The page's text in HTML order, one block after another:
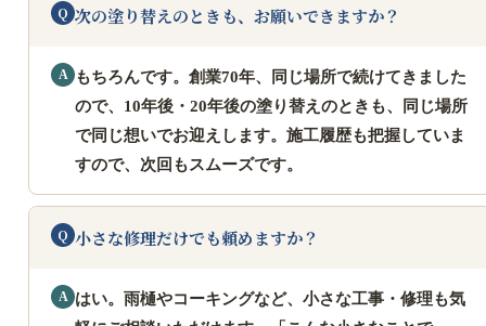
次の塗り替えのときも、お願いできますか？
もちろんです。創業70年、同じ場所で続けてきました
ので、10年後・20年後の塗り替えのときも、同じ場所
で同じ想いでお迎えします。施工履歴も把握していま
すので、次回もスムーズです。
小さな修理だけでも頼めますか？
はい。雨樋やコーキングなど、小さな工事・修理も気